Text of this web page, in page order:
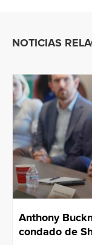
NOTICIAS
Anthony
condado de